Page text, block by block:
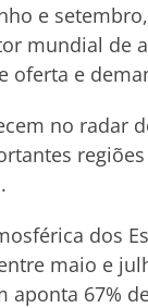
e
mundial de
oferta e
no radar
dos
maio e
67%